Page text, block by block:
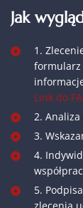
Jak
1.
formularz
Link do
2.
3.
4.
5.